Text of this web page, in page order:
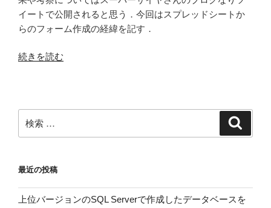
ン
ケ
ト
す
る”
の
イートで公開されると思う．今回はスプレッドシートか
らのフォーム作成の経緯を記す．
“Google
ッ
ド
ト
の
フ
続きを読む
索:
最近の投稿
上位バージョンのSQL Serverで作成したデータベースを